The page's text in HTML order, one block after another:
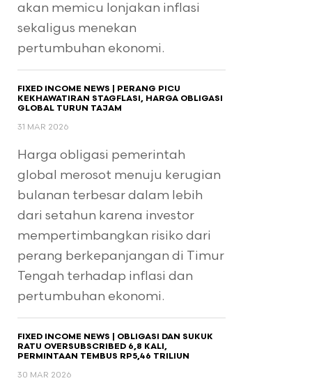
akan memicu lonjakan inflasi
sekaligus menekan
pertumbuhan ekonomi.
FIXED INCOME NEWS | PERANG PICU
KEKHAWATIRAN STAGFLASI, HARGA OBLIGASI
GLOBAL TURUN TAJAM
31 MAR 2026
Harga obligasi pemerintah
global merosot menuju kerugian
bulanan terbesar dalam lebih
dari setahun karena investor
mempertimbangkan risiko dari
perang berkepanjangan di Timur
Tengah terhadap inflasi dan
pertumbuhan ekonomi.
FIXED INCOME NEWS | OBLIGASI DAN SUKUK
RATU OVERSUBSCRIBED 6,8 KALI,
PERMINTAAN TEMBUS RP5,46 TRILIUN
30 MAR 2026